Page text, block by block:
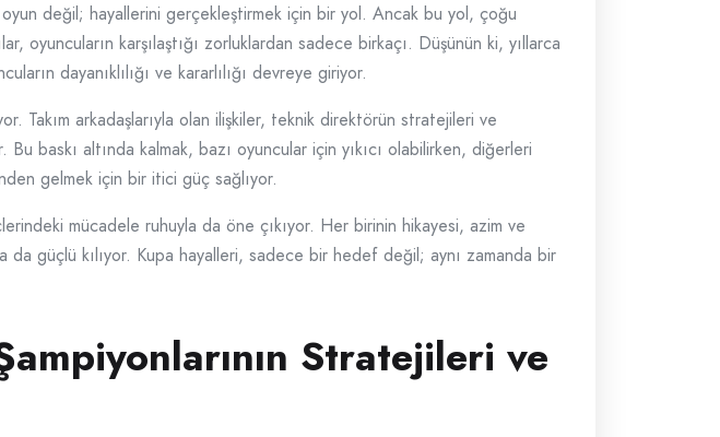
değil; hayallerini gerçekleştirmek için bir yol. Ancak bu yol, çoğu
oyuncuların karşılaştığı zorluklardan sadece birkaçı. Düşünün ki, yıllarca
dayanıklılığı ve kararlılığı devreye giriyor.
Takım arkadaşlarıyla olan ilişkiler, teknik direktörün stratejileri ve
baskı altında kalmak, bazı oyuncular için yıkıcı olabilirken, diğerleri
gelmek için bir itici güç sağlıyor.
mücadele ruhuyla da öne çıkıyor. Her birinin hikayesi, azim ve
da güçlü kılıyor. Kupa hayalleri, sadece bir hedef değil; aynı zamanda bir
Stratejileri ve